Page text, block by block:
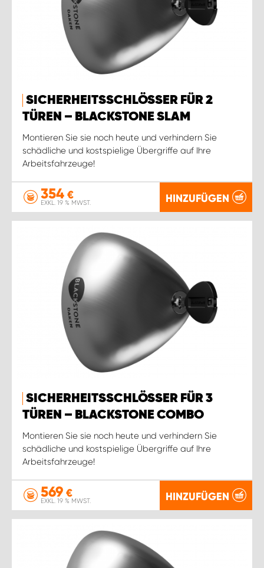
SICHERHEITSSCHLÖSSER FÜR 2
TÜREN – BLACKSTONE SLAM
Montieren Sie sie noch heute und verhindern Sie
schädliche und kostspielige Übergriffe auf Ihre
Arbeitsfahrzeuge!
354 €
EXKL. 19 % MWST. HINZUFÜGEN
SICHERHEITSSCHLÖSSER FÜR 3
TÜREN – BLACKSTONE COMBO
Montieren Sie sie noch heute und verhindern Sie
schädliche und kostspielige Übergriffe auf Ihre
Arbeitsfahrzeuge!
569 €
EXKL. 19 % MWST. HINZUFÜGEN